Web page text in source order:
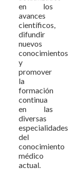
en los
avances
científicos,
difundir
nuevos
conocimientos
y
promover
la
formación
continua
en las
diversas
especialidades
del
conocimiento
médico
actual.